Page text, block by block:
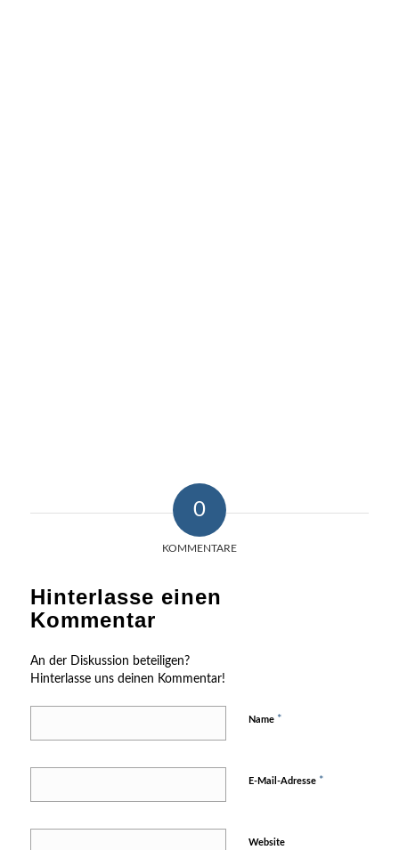
0
KOMMENTARE
Hinterlasse einen
Kommentar
An der Diskussion beteiligen?
Hinterlasse uns deinen Kommentar!
Name *
E-Mail-Adresse *
Website